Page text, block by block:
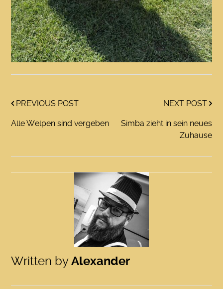
PREVIOUS POST
Alle Welpen sind vergeben
NEXT POST
Simba zieht in sein neues
Zuhause
Written byAlexander